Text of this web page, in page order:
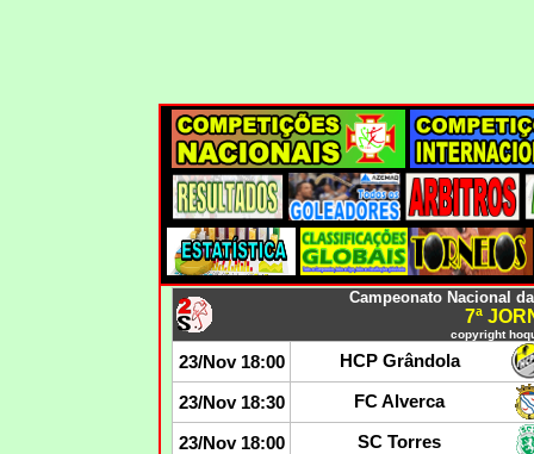
Campeonato Nacional
7ª
copyright
23/Nov 18:00 HCP Grândola
23/Nov 18:30 FC Alverca
23/Nov 18:00
SC Torres